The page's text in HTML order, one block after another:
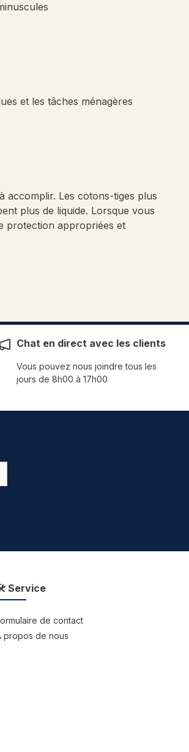
et les tâches ménagères
accomplir. Les cotons-tiges plus
plus de liquide. Lorsque vous
protection appropriées et
Chat en direct avec les clients
Vous pouvez nous joindre tous les
jours de 8h00 à 17h00
Service
de contact
propos de nous